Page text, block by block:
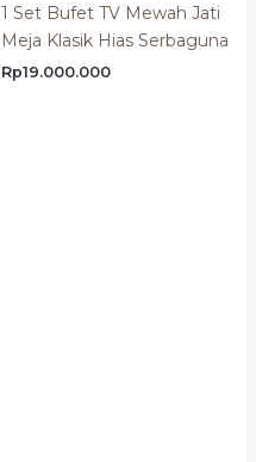
1 Set Bufet TV Mewah Jati
Meja Klasik Hias Serbaguna
Rp19.000.000